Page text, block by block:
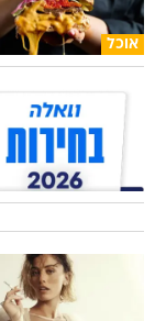
אוכל